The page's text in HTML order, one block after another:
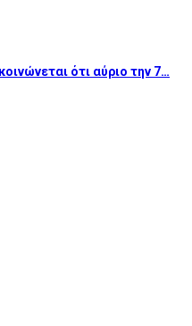
ότι αύριο την 7…